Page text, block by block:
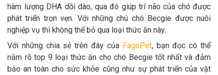
hàm lượng DHA dồi dào, qua đó giúp trí não của chó được
phát triển trọn vẹn. Với những chú chó Becgie được nuôi
nghiệp vụ thì không thể bỏ qua loại thức ăn này.
Với những chia sẻ trên đây của FagoPet, bạn đọc có thể
nắm rõ top 9 loại thức ăn cho chó Becgie tốt nhất và đảm
bảo an toàn cho sức khỏe cũng như sự phát triển của vật